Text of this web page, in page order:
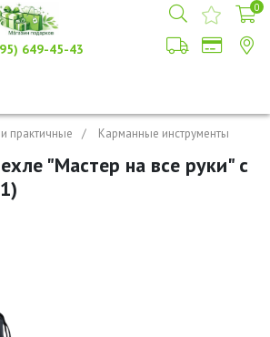
649-45-43
0
практичные Карманные инструменты
"Мастер на все руки" с